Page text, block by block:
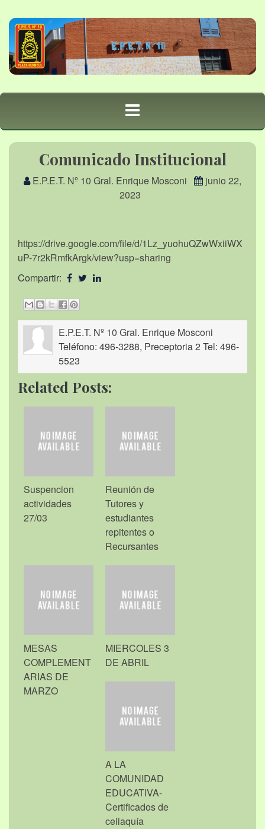
Comunicado Institucional
E.P.E.T. Nº 10 Gral. Enrique Mosconi
junio 22,
2023
https://drive.google.com/file/d/1Lz_yuohuQZwWxiiWX
uP-7r2kRmfkArgk/view?usp=sharing
Compartir:
E.P.E.T. Nº 10 Gral. Enrique Mosconi
Teléfono: 496-3288, Preceptoria 2 Tel: 496-
5523
Related Posts:
Suspencion
actividades
27/03
Reunión de
Tutores y
estudiantes
repitentes o
Recursantes
MESAS
COMPLEMENT
ARIAS DE
MARZO
MIERCOLES 3
DE ABRIL
A LA
COMUNIDAD
EDUCATIVA-
Certificados de
celiaquía